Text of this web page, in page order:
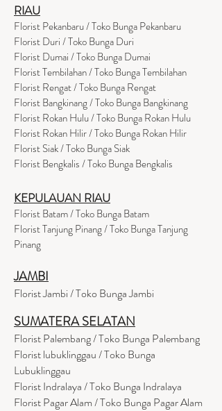
RIAU
Florist Pekanbaru / Toko Bunga Pekanbaru
Florist Duri / Toko Bunga Duri
Florist Dumai / Toko Bunga Dumai
Florist Tembilahan / Toko Bunga Tembilahan
Florist Rengat / Toko Bunga Rengat
Florist Bangkinang / Toko Bunga Bangkinang
Florist Rokan Hulu / Toko Bunga Rokan Hulu
Florist Rokan Hilir / Toko Bunga Rokan Hilir
Florist Siak / Toko Bunga Siak
Florist Bengkalis / Toko Bunga Bengkalis
KEPULAUAN RIAU
Florist Batam / Toko Bunga Batam
Florist Tanjung Pinang / Toko Bunga Tanjung
Pinang
JAMBI
Florist Jambi / Toko Bunga Jambi
SUMATERA SELATAN
Florist Palembang / Toko Bunga Palembang
Florist lubuklinggau / Toko Bunga
Lubuklinggau
Florist Indralaya / Toko Bunga Indralaya
Florist Pagar Alam / Toko Bunga Pagar Alam